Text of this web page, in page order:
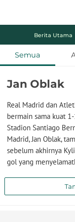
Berita Utama
Semua
Jan Oblak
Real Madrid dan
bermain sama kuat
Stadion Santiago
Madrid, Jan Oblak,
sebelum akhirnya
gol yang